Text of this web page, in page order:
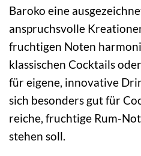
Baroko eine
anspruchsvolle
fruchtigen Noten
klassischen Cocktails
für eigene, innovative
sich besonders gut für
reiche, fruchtige Rum-
stehen soll.